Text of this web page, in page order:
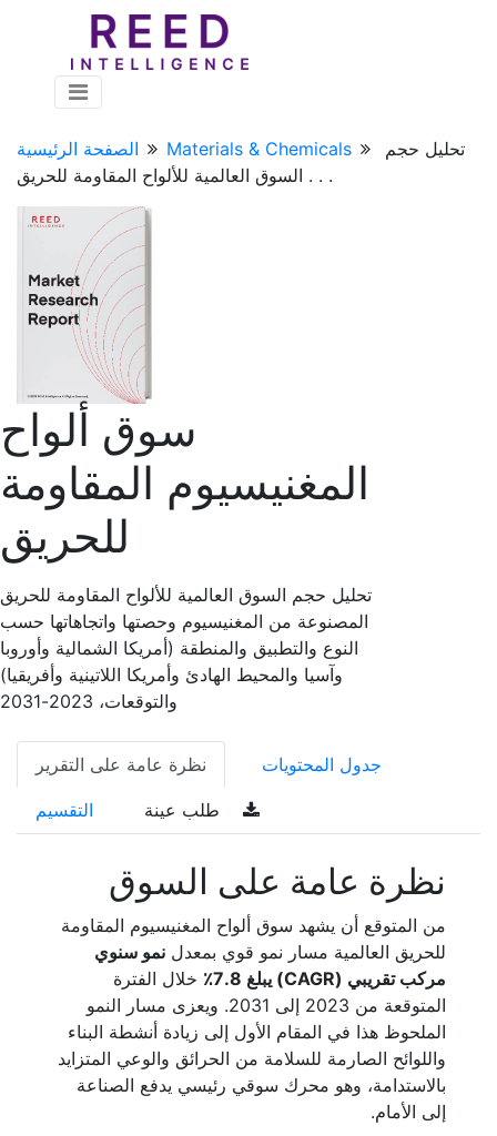
الصفحة الرئيسية Materials & Chemicals
تحليل حجم
السوق العالمية للألواح المقاومة للحريق . . .
سوق ألواح
المغنيسيوم المقاومة
للحريق
تحليل حجم السوق العالمية للألواح المقاومة للحريق
المصنوعة من المغنيسيوم وحصتها واتجاهاتها حسب
النوع والتطبيق والمنطقة (أمريكا الشمالية وأوروبا
وآسيا والمحيط الهادئ وأمريكا اللاتينية وأفريقيا)
والتوقعات، 2023-2031
نظرة عامة على التقرير جدول المحتويات
التقسيم
نظرة عامة على السوق
من المتوقع أن يشهد سوق ألواح المغنيسيوم المقاومة
للحريق العالمية مسار نمو قوي بمعدل نمو سنوي
مركب تقريبي (CAGR) يبلغ 7.8٪
خلال الفترة
المتوقعة من 2023 إلى 2031. ويعزى مسار النمو
الملحوظ هذا في المقام الأول إلى زيادة أنشطة البناء
واللوائح الصارمة للسلامة من الحرائق والوعي المتزايد
بالاستدامة، وهو محرك سوقي رئيسي يدفع الصناعة
إلى الأمام.